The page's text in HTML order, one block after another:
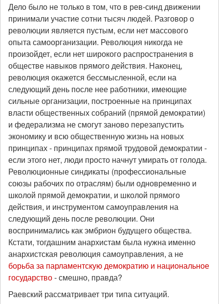
Дело было не только в том, что в рев-синд движении
принимали участие сотни тысяч людей. Разговор о
революции является пустым, если нет массового
опыта самоорганизации. Революция никогда не
произойдет, если нет широкого распространения в
обществе навыков прямого действия. Наконец,
революция окажется бессмысленной, если на
следующий день после нее работники, имеющие
сильные организации, построенные на принципах
власти общественных собраний (прямой демократии)
и федерализма не смогут заново перезапустить
экономику и всю общественную жизнь на новых
принципах - принципах прямой трудовой демократии -
если этого нет, люди просто начнут умирать от голода.
Революционные синдикаты (профессиональные
союзы рабочих по отраслям) были одновременно и
школой прямой демократии, и школой прямого
действия, и инструментом самоуправления на
следующий день после революции. Они
воспринимались как эмбрион будущего общества.
Кстати, тогдашним анархистам была нужна именно
анархистская революция самоуправления, а не
борьба за парламентскую демократию и национальное
государство- смешно, правда?
Раевский рассматривает три типа ситуаций.